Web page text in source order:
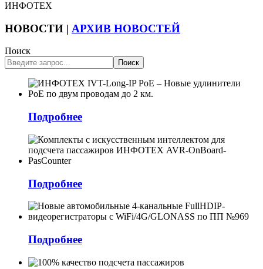
ИНФОТЕХ
НОВОСТИ | АРХИВ НОВОСТЕЙ
Поиск
Поиск
Подробнее
Подробнее
Подробнее